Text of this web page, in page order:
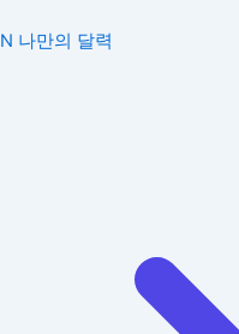
N 나만의 달력